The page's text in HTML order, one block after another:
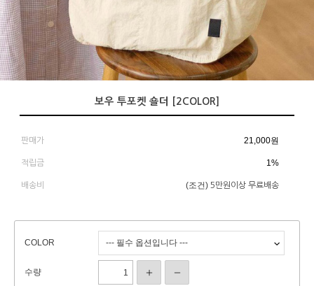
보우 투포켓 숄더 [2COLOR]
판매가 21,000원
적립금 1%
배송비 (조건) 5만원이상 무료배송
COLOR
수량